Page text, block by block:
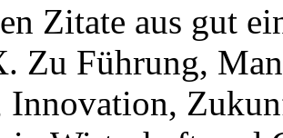
Zitate aus gut
Zu Führung,
Innovation,